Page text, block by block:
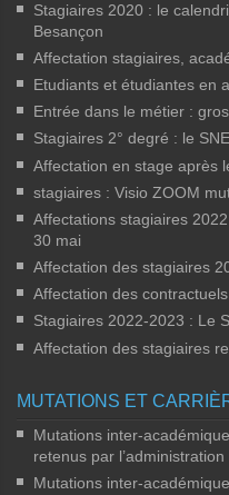
Stagiaires 2020 : le
Besançon
Affectation stagiaires,
Etudiants et étudiantes en
Entrée dans le métier :
Stagiaires 2° degré : le
Affectation en stage après
stagiaires : Visio ZOOM
Affectations stagiaires
30 mai
Affectation des stagiaires
Affectation des
Stagiaires 2022-2023 : Le
Affectation des stagiaires
MUTATIONS ET
Mutations inter-
retenus par l’administration
Mutations inter-